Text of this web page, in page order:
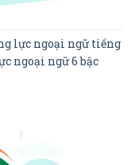
lực ngoại ngữ tiếng
ngoại ngữ 6 bậc